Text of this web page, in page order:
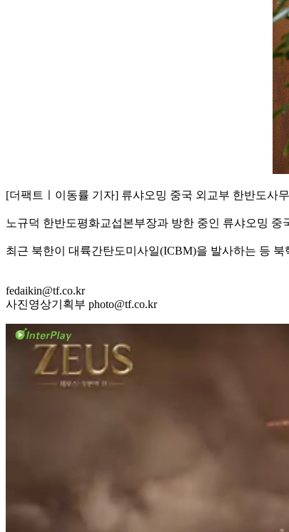
[더팩트ㅣ이동률 기자] 류샤오밍 중국 외교부 한반도사
노규덕 한반도평화교섭본부장과 방한 중인 류샤오밍
최근 북한이 대륙간탄도미사일(ICBM)을 발사하는 등
fedaikin@tf.co.kr
사진영상기획부 photo@tf.co.kr